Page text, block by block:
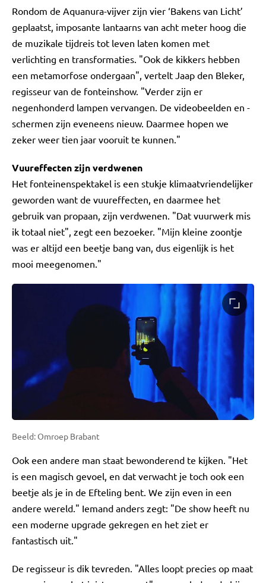
Rondom de Aquanura-vijver zijn vier ‘Bakens van Licht’
geplaatst, imposante lantaarns van acht meter hoog die
de muzikale tijdreis tot leven laten komen met
verlichting en transformaties. "Ook de kikkers hebben
een metamorfose ondergaan", vertelt Jaap den Bleker,
regisseur van de fonteinshow. "Verder zijn er
negenhonderd lampen vervangen. De videobeelden en -
schermen zijn eveneens nieuw. Daarmee hopen we
zeker weer tien jaar vooruit te kunnen."
Vuureffecten zijn verdwenen
Het fonteinenspektakel is een stukje klimaatvriendelijker
geworden want de vuureffecten, en daarmee het
gebruik van propaan, zijn verdwenen. "Dat vuurwerk mis
ik totaal niet", zegt een bezoeker. "Mijn kleine zoontje
was er altijd een beetje bang van, dus eigenlijk is het
mooi meegenomen."
Beeld: Omroep Brabant
Ook een andere man staat bewonderend te kijken. "Het
is een magisch gevoel, en dat verwacht je toch ook een
beetje als je in de Efteling bent. We zijn even in een
andere wereld." Iemand anders zegt: "De show heeft nu
een moderne upgrade gekregen en het ziet er
fantastisch uit."
De regisseur is dik tevreden. "Alles loopt precies op maat